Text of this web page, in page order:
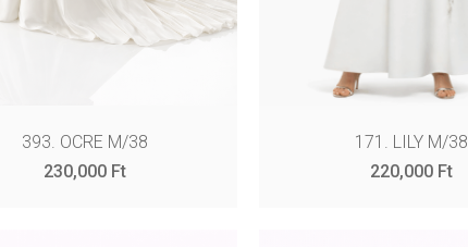
393. OCRE M/38
230,000 Ft
171. LILY M/38
220,000 Ft